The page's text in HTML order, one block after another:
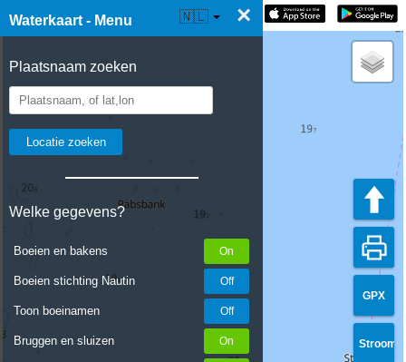
Waterkaart - Menu ×
Plaatsnaam zoeken
Welke gegevens?
Boeien en bakens
Boeien stichting Nautin
Toon boeinamen
Bruggen en sluizen
☰ Waterkaart Live 🇳🇱
GPX
Stroom